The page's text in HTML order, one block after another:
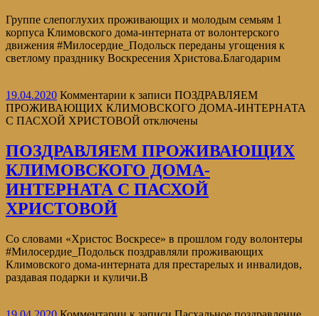
Группе слепоглухих проживающих и молодым семьям 1
корпуса Климовского дома-интерната от волонтерского
движения #Милосердие_Подольск переданы угощения к
светлому празднику Воскресения Христова.Благодарим
19.04.2020 Комментарии к записи ПОЗДРАВЛЯЕМ
ПРОЖИВАЮЩИХ КЛИМОВСКОГО ДОМА-ИНТЕРНАТА
С ПАСХОЙ ХРИСТОВОЙ отключены
ПОЗДРАВЛЯЕМ ПРОЖИВАЮЩИХ
КЛИМОВСКОГО ДОМА-
ИНТЕРНАТА С ПАСХОЙ
ХРИСТОВОЙ
Со словами «Христос Воскресе» в прошлом году волонтеры
#Милосердие_Подольск поздравляли проживающих
Климовского дома-интерната для престарелых и инвалидов,
раздавая подарки и куличи.В